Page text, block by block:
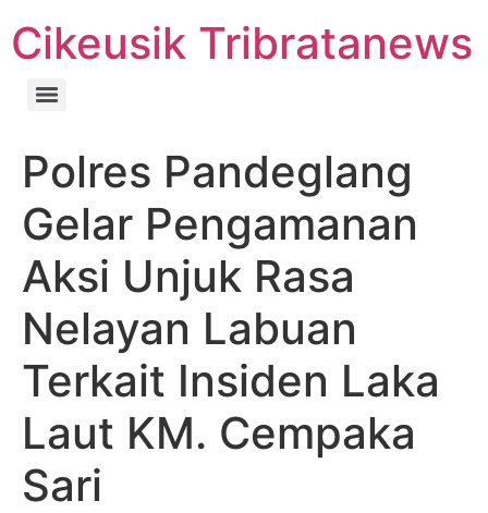
Cikeusik Tribratanews
Polres Pandeglang
Gelar Pengamanan
Aksi Unjuk Rasa
Nelayan Labuan
Terkait Insiden Laka
Laut KM. Cempaka
Sari